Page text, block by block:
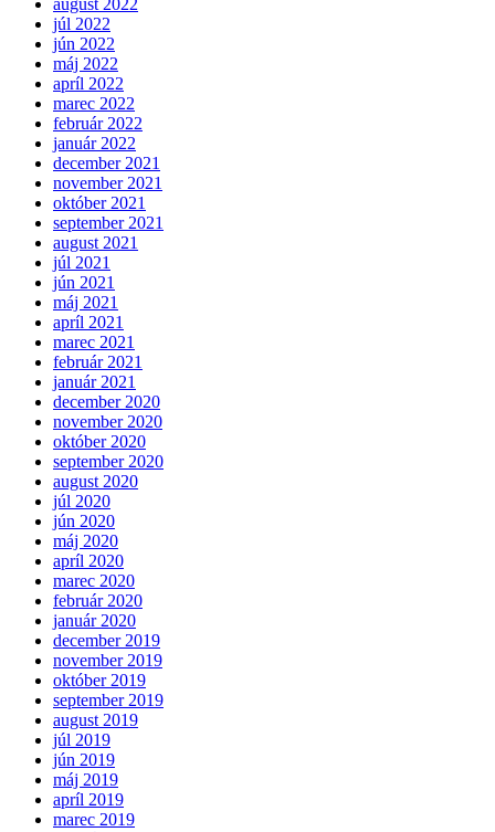
júl 2022
jún 2022
máj 2022
apríl 2022
marec 2022
február 2022
január 2022
december 2021
november 2021
október 2021
september 2021
august 2021
júl 2021
jún 2021
máj 2021
apríl 2021
marec 2021
február 2021
január 2021
december 2020
november 2020
október 2020
september 2020
august 2020
júl 2020
jún 2020
máj 2020
apríl 2020
marec 2020
február 2020
január 2020
december 2019
november 2019
október 2019
september 2019
august 2019
júl 2019
jún 2019
máj 2019
apríl 2019
marec 2019